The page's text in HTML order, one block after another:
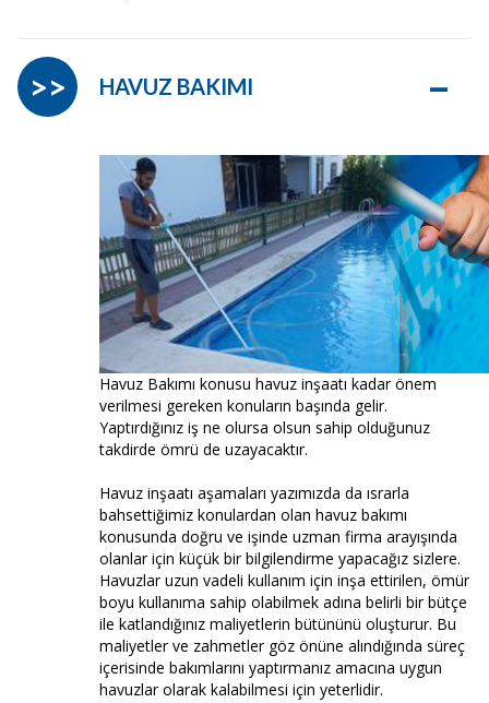
HAVUZ BAKIMI –
>>
Havuz Bakımı konusu havuz inşaatı kadar önem
verilmesi gereken konuların başında gelir.
Yaptırdığınız iş ne olursa olsun sahip olduğunuz
takdirde ömrü de uzayacaktır.
Havuz inşaatı aşamaları yazımızda da ısrarla
bahsettiğimiz konulardan olan havuz bakımı
konusunda doğru ve işinde uzman firma arayışında
olanlar için küçük bir bilgilendirme yapacağız sizlere.
Havuzlar uzun vadeli kullanım için inşa ettirilen, ömür
boyu kullanıma sahip olabilmek adına belirli bir bütçe
ile katlandığınız maliyetlerin bütününü oluşturur. Bu
maliyetler ve zahmetler göz önüne alındığında süreç
içerisinde bakımlarını yaptırmanız amacına uygun
havuzlar olarak kalabilmesi için yeterlidir.